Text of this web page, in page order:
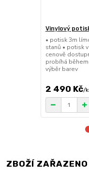
Vinylový
• potisk 3m
stanů • potisk
cenově
probíhá
výběr barev
2 490 Kč/
ZBOŽÍ